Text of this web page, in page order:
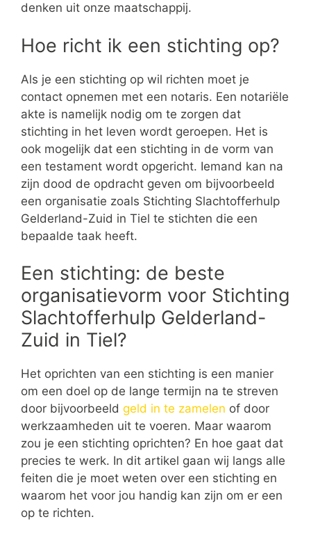
denken uit onze maatschappij.
Hoe richt ik een stichting op?
Als je een stichting op wil richten moet je
contact opnemen met een notaris. Een notariële
akte is namelijk nodig om te zorgen dat
stichting in het leven wordt geroepen. Het is
ook mogelijk dat een stichting in de vorm van
een testament wordt opgericht. Iemand kan na
zijn dood de opdracht geven om bijvoorbeeld
een organisatie zoals Stichting Slachtofferhulp
Gelderland-Zuid in Tiel te stichten die een
bepaalde taak heeft.
Een stichting: de beste
organisatievorm voor Stichting
Slachtofferhulp Gelderland-
Zuid in Tiel?
Het oprichten van een stichting is een manier
om een doel op de lange termijn na te streven
door bijvoorbeeld geld in te zamelen of door
werkzaamheden uit te voeren. Maar waarom
zou je een stichting oprichten? En hoe gaat dat
precies te werk. In dit artikel gaan wij langs alle
feiten die je moet weten over een stichting en
waarom het voor jou handig kan zijn om er een
op te richten.